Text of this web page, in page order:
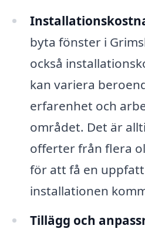
byta fönster i
också
kan variera
erfarenhet och
området. Det är
offerter från flera
för att få en
installationen
Tillägg och